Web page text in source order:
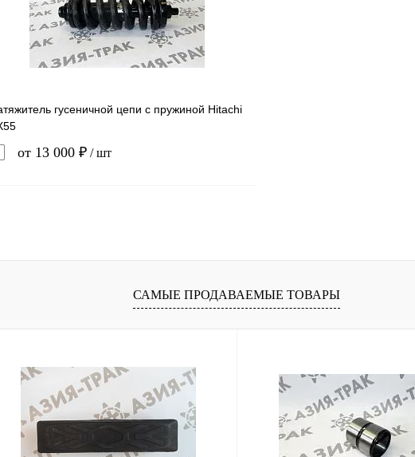
В избранное В наличии
гусеничной цепи с пружиной Hitachi
от 13 000 ₽ / шт
Купить в 1 клик Сравнение
САМЫЕ ПРОДАВАЕМЫЕ ТОВАРЫ